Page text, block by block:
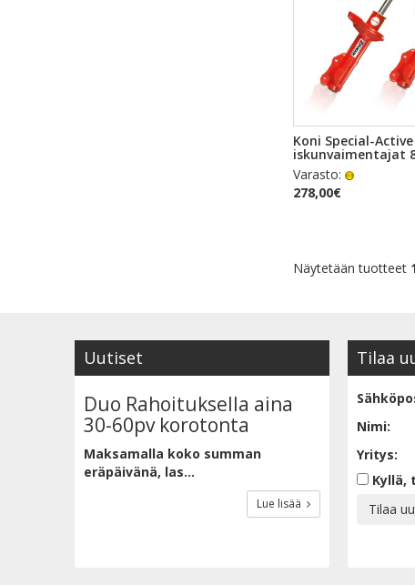
Koni Special-Active
iskunvaimentajat
Varasto:
278,00€
Näytetään tuotteet
Uutiset
Duo Rahoituksella aina
30-60pv korotonta
Maksamalla koko summan
eräpäivänä, las...
Lue lisää
Tilaa
Nimi:
Yritys:
Kyllä,